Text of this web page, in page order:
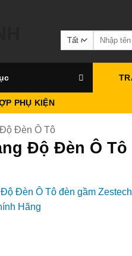
Tìm
kiếm:
PHỤ KIỆN
Độ Đèn Ô Tô
Độ Đèn Ô Tô